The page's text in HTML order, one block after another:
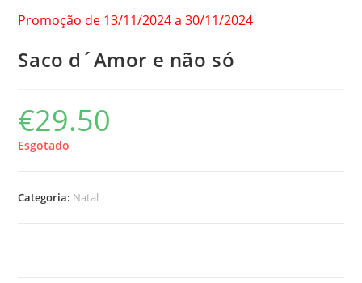
Promoção de 13/11/2024 a 30/11/2024
Saco d´Amor e não só
€29.50
Esgotado
Categoria: Natal